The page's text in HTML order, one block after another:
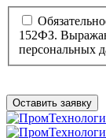
152ФЗ.
персональных
Оставить заявку